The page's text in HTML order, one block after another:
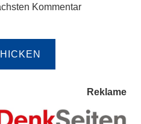
Kommentar
Reklame